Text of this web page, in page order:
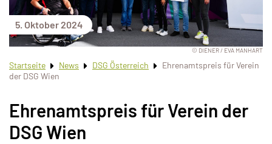
5. Oktober 2024
© DIENER / EVA MANHART
Startseite News DSG Österreich
Ehrenamtspreis für Verein
der DSG Wien
Ehrenamtspreis für Verein der
DSG Wien